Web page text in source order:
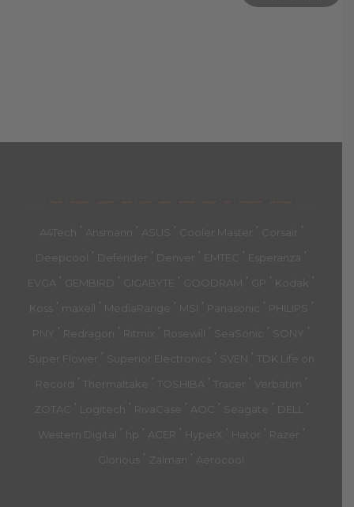
მთავარი კალათა
A4Tech ' Ansmann ' ASUS ' Cooler Master ' Corsair '
Deepcool ' Defender ' Denver ' EMTEC ' Esperanza '
EVGA ' GEMBIRD ' GIGABYTE ' GOODRAM ' GP ' Kodak '
Koss ' maxell ' MediaRange ' MSI ' Panasonic ' PHILIPS '
PNY ' Redragon ' Ritmix ' Rosewill ' SeaSonic ' SONY '
Super Flower ' Superior Electronics ' SVEN ' TDK Life on
Record ' Thermaltake ' TOSHIBA ' Tracer ' Verbatim '
ZOTAC ' Logitech ' RivaCase ' AOC ' Seagate ' DELL '
Western Digital ' hp ' ACER ' HyperX ' Hator ' Razer '
Glorious ' Zalman ' Aerocool